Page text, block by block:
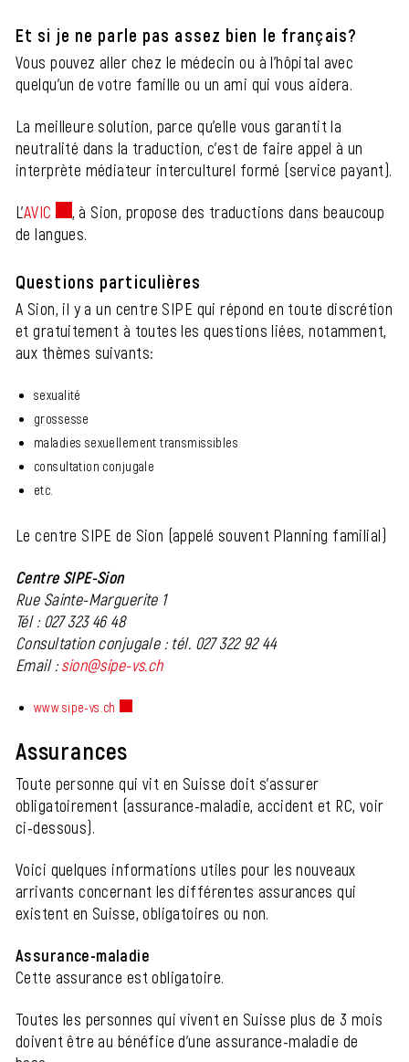
Et si je ne parle pas assez bien le français?
Vous pouvez aller chez le médecin ou à l'hôpital avec
quelqu'un de votre famille ou un ami qui vous aidera.
La meilleure solution, parce qu'elle vous garantit la
neutralité dans la traduction, c'est de faire appel à un
interprète médiateur interculturel formé (service payant).
L'AVIC Ce lien externe va ouvrir une nouvelle fenêtre.
, à Sion, propose des traductions dans beaucoup
de langues.
Questions particulières
A Sion, il y a un centre SIPE qui répond en toute discrétion
et gratuitement à toutes les questions liées, notamment,
aux thèmes suivants:
sexualité
grossesse
maladies sexuellement transmissibles
consultation conjugale
etc.
Le centre SIPE de Sion (appelé souvent Planning familial)
Centre SIPE-Sion
Rue Sainte-Marguerite 1
Tél : 027 323 46 48
Consultation conjugale : tél. 027 322 92 44
Email :sion@sipe-vs.ch
www.sipe-vs.ch
Assurances
Toute personne qui vit en Suisse doit s'assurer
obligatoirement (assurance-maladie, accident et RC, voir
ci-dessous).
Voici quelques informations utiles pour les nouveaux
arrivants concernant les différentes assurances qui
existent en Suisse, obligatoires ou non.
Assurance-maladie
Cette assurance est obligatoire.
Toutes les personnes qui vivent en Suisse plus de 3 mois
doivent être au bénéfice d'une assurance-maladie de